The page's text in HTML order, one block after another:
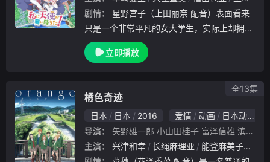
剧情：
只是一个非常平凡的女大学生，实际上却拥有
社交障碍，无法和人正常的交往，因此常常宅
在家中，孤独的制作着华丽的Cosplay服装。
立即播放
橘色奇迹
日本 日本 2016 爱情 动画
日本动漫
导演：
矢野雄一郎 小山田桂子 富泽信雄 滨崎博嗣
主演：
兴津和幸 长绳麻理亚 能登麻美子
全13集